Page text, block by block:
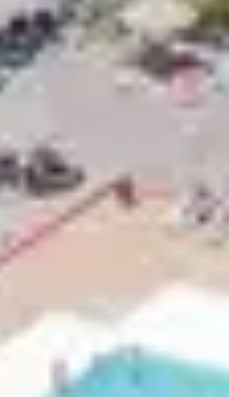
VIVRE
. Et pour
directement au sein du
Belambra propose